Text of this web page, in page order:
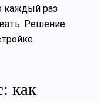
каждый раз
Решение
как